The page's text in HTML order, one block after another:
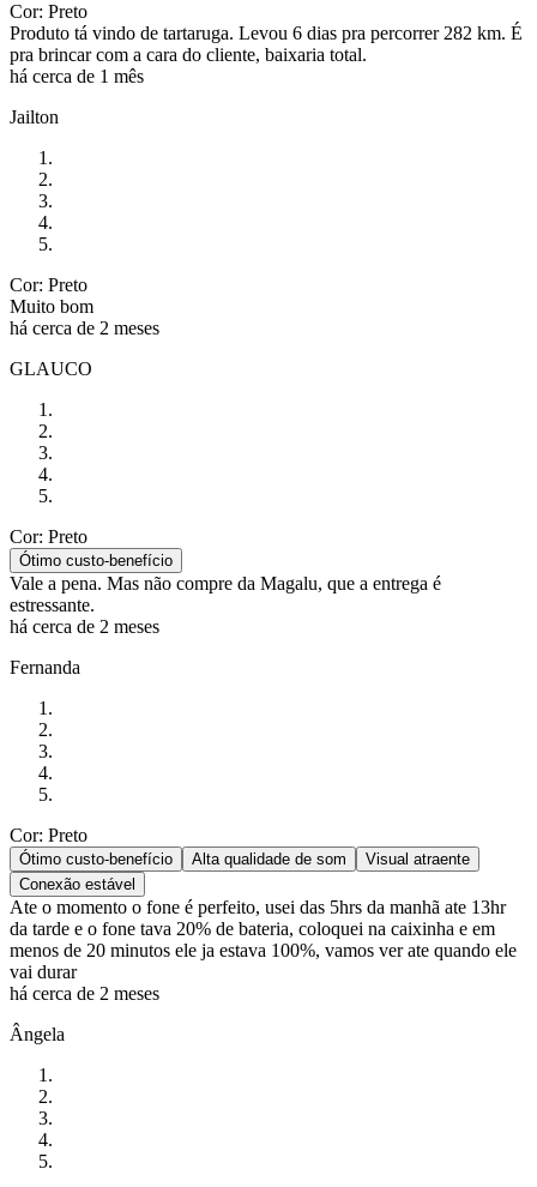
Cor: Preto
Produto tá vindo de tartaruga. Levou 6 dias pra percorrer 282 km. É
pra brincar com a cara do cliente, baixaria total.
há cerca de 1 mês
Jailton
Cor: Preto
Muito bom
há cerca de 2 meses
GLAUCO
Cor: Preto
Ótimo custo-benefício
Vale a pena. Mas não compre da Magalu, que a entrega é
estressante.
há cerca de 2 meses
Fernanda
Cor: Preto
Ótimo custo-benefício Alta qualidade de som
Visual atraente
Conexão estável
Ate o momento o fone é perfeito, usei das 5hrs da manhã ate 13hr
da tarde e o fone tava 20% de bateria, coloquei na caixinha e em
menos de 20 minutos ele ja estava 100%, vamos ver ate quando ele
vai durar
há cerca de 2 meses
Ângela